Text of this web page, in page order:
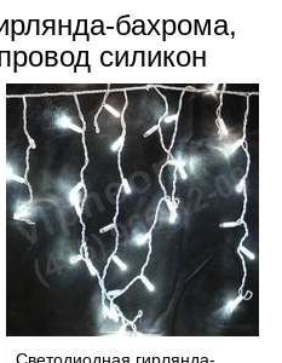
бахрома,
силикон